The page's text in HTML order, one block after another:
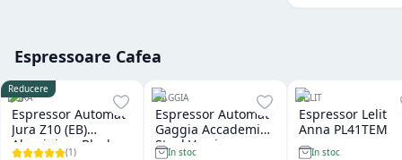
Espressoare Cafea
Reducere
JURA
Espressor Automat
Jura Z10 (EB)
Aluminium Black
(1)
GAGGIA
Espressor Automat
Gaggia Accademia
Steel Version
In stoc
LELIT
Espressor Lelit
Anna PL41TEM
In stoc